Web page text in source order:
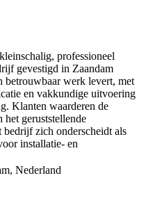
professioneel
gevestigd in Zaandam
betrouwbaar werk levert, met
en vakkundige uitvoering
Klanten waarderen de
geruststellende
bedrijf zich onderscheidt als
installatie- en
Nederland